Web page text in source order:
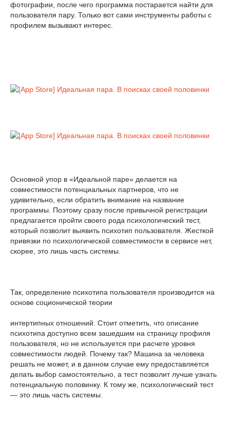
фотографии, после чего программа постарается найти для
пользователя пару. Только вот сами инструменты работы с
профилем вызывают интерес.
Основной упор в «Идеальной паре» делается на
совместимости потенциальных партнеров, что не
удивительно, если обратить внимание на название
программы. Поэтому сразу после привычной регистрации
предлагается пройти своего рода психологический тест,
который позволит выявить психотип пользователя. Жесткой
привязки по психологической совместимости в сервисе нет,
скорее, это лишь часть системы.
Так, определение психотипа пользователя производится на
основе соционической теории
интертипных отношений. Стоит отметить, что описание
психотипа доступно всем зашедшим на страницу профиля
пользователя, но не используется при расчете уровня
совместимости людей. Почему так? Машина за человека
решать не может, и в данном случае ему предоставляется
делать выбор самостоятельно, а тест позволит лучше узнать
потенциальную половинку. К тому же, психологический тест
— это лишь часть системы.